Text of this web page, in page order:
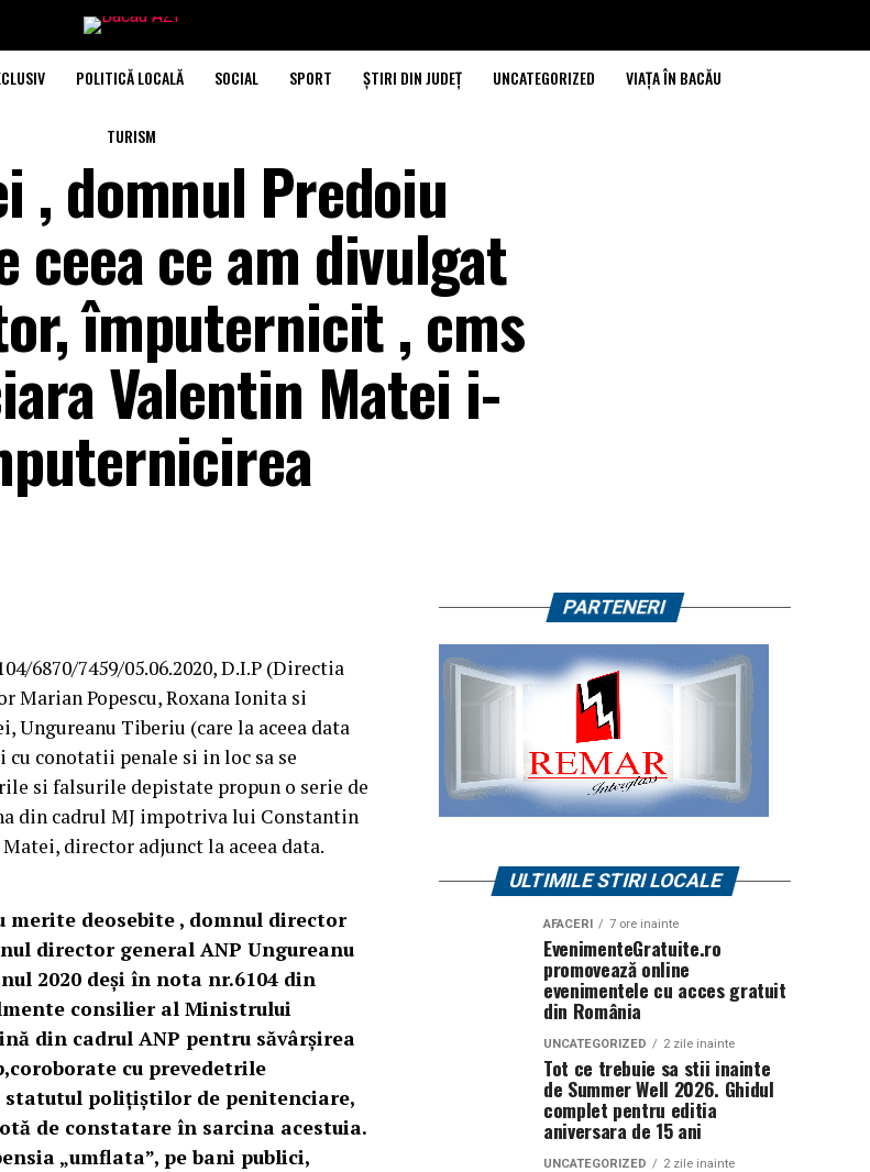
POLITICĂ LOCALĂ SOCIAL SPORT ȘTIRI DIN JUDEȚ UNCATEGORIZED VIAȚA ÎN BACĂU
TURISM
domnul Predoiu
ce am divulgat
împuternicit , cms
Valentin Matei i-
6870/7459/05.06.2020, D.I.P (Directia
Marian Popescu, Roxana Ionita si
Tiberiu (care la aceea data
conotatii penale si in loc sa se
si falsurile depistate propun o serie de
din cadrul MJ impotriva lui Constantin
director adjunct la aceea data.
merite deosebite , domnul director
director general ANP Ungureanu
2020 deși în nota nr.6104 din
consilier al Ministrului
din cadrul ANP pentru săvârșirea
cu prevedetrile
statutul polițiștilor de penitenciare,
de constatare în sarcina acestuia.
„umflata”, pe bani publici,
PARTENERI
ULTIMILE STIRI LOCALE
AFACERI 7 ore inainte
EvenimenteGratuite.ro
promovează online
evenimentele cu acces gratuit
din România
UNCATEGORIZED 2 zile inainte
Tot ce trebuie sa stii inainte
de Summer Well 2026. Ghidul
complet pentru editia
aniversara de 15 ani
UNCATEGORIZED 2 zile inainte